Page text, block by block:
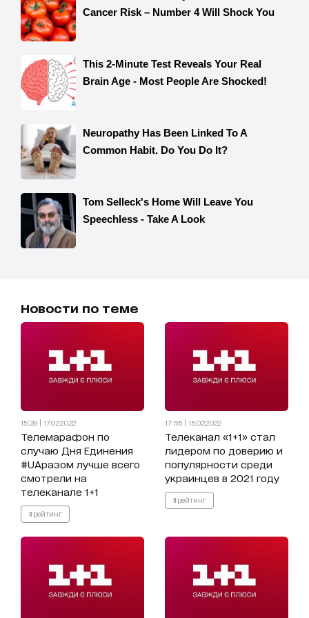
Новости по теме
15:28 | 17.02.2022
Телемарафон по
случаю Дня Единения
#UAразом лучше всего
смотрели на
телеканале 1+1
#рейтинг
17:55 | 15.02.2022
Телеканал «1+1» стал
лидером по доверию и
популярности среди
украинцев в 2021 году
#рейтинг